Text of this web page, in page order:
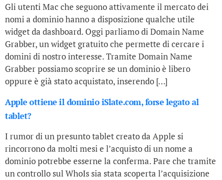
Gli utenti Mac che seguono attivamente il mercato dei
nomi a dominio hanno a disposizione qualche utile
widget da dashboard. Oggi parliamo di Domain Name
Grabber, un widget gratuito che permette di cercare i
domini di nostro interesse. Tramite Domain Name
Grabber possiamo scoprire se un dominio è libero
oppure è già stato acquistato, inserendo […]
Apple ottiene il dominio iSlate.com, forse legato al
tablet?
I rumor di un presunto tablet creato da Apple si
rincorrono da molti mesi e l’acquisto di un nome a
dominio potrebbe esserne la conferma. Pare che tramite
un controllo sul WhoIs sia stata scoperta l’acquisizione